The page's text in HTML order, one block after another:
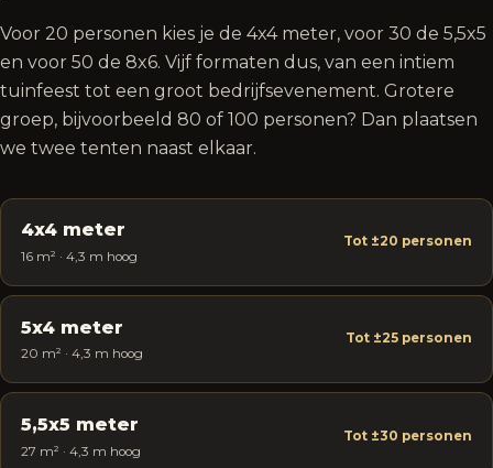
Voor 20 personen kies je de 4x4 meter, voor 30 de 5,5x5
en voor 50 de 8x6. Vijf formaten dus, van een intiem
tuinfeest tot een groot bedrijfsevenement. Grotere
groep, bijvoorbeeld 80 of 100 personen? Dan plaatsen
we twee tenten naast elkaar.
4x4 meter
16 m² · 4,3 m hoog
Tot ±20 personen
5x4 meter
20 m² · 4,3 m hoog
Tot ±25 personen
5,5x5 meter
27 m² · 4,3 m hoog
Tot ±30 personen